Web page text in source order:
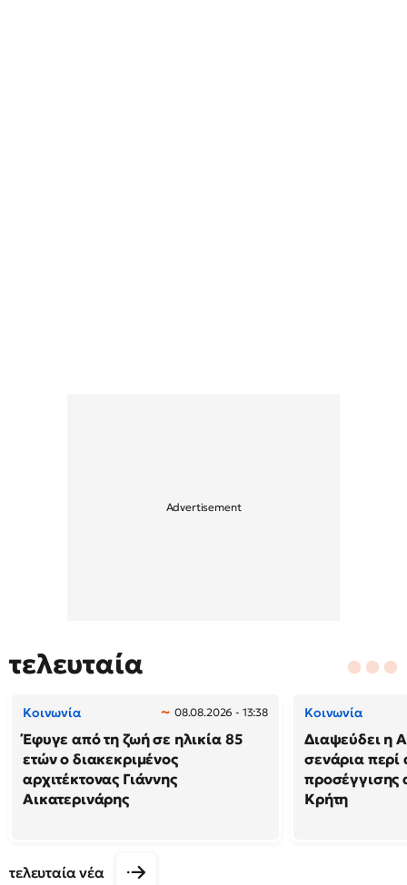
τελευταία
Κοινωνία 08.08.2026 - 13:38
Έφυγε από τη ζωή σε ηλικία 85
ετών ο διακεκριμένος
αρχιτέκτονας Γιάννης
Αικατερινάρης
Κοινωνία
Διαψεύδει η
σενάρια περί
προσέγγισης
Κρήτη
τελευταία νέα